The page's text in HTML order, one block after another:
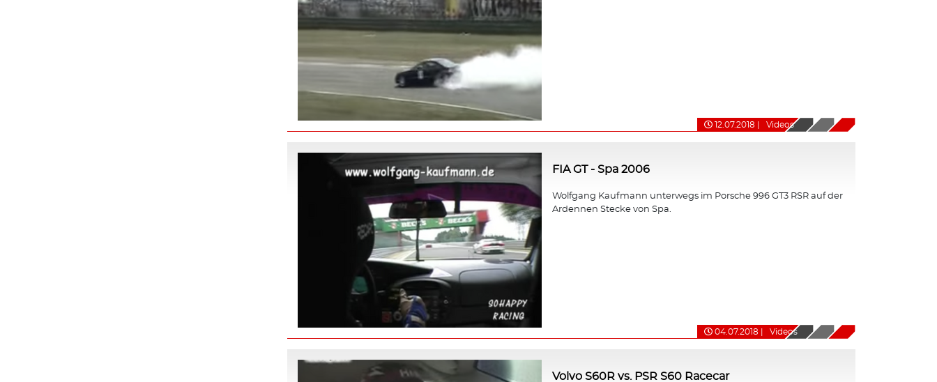
12.07.2018 Videos
FIA GT - Spa 2006
Wolfgang Kaufmann unterwegs im Porsche 996 GT3 RSR auf der
Ardennen Stecke von Spa.
04.07.2018 Videos
Volvo S60R vs. PSR S60 Racecar